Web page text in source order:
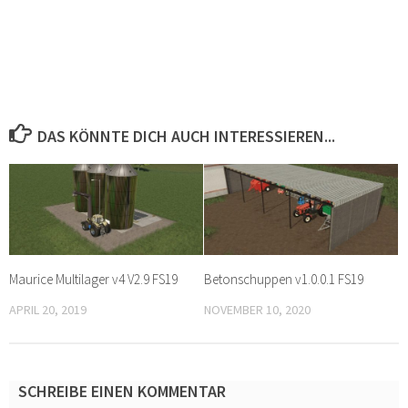
DAS KÖNNTE DICH AUCH INTERESSIEREN...
Maurice Multilager v4 V2.9 FS19
APRIL 20, 2019
Betonschuppen v1.0.0.1 FS19
NOVEMBER 10, 2020
SCHREIBE EINEN KOMMENTAR